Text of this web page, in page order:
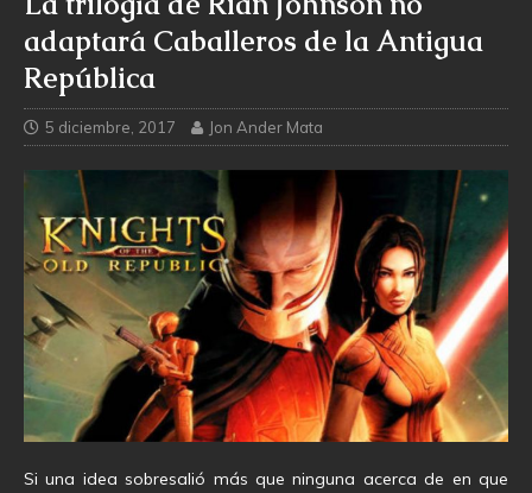
adaptará Caballeros de la Antigua
República
5 diciembre, 2017 Jon Ander Mata
Si una idea sobresalió más que ninguna acerca de en que